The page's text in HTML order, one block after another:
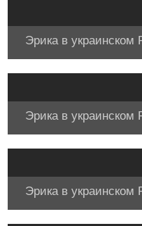
Эрика в украинском
Эрика в украинском
Эрика в украинском